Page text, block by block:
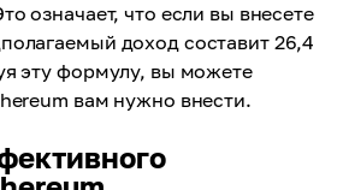
означает, что если вы внесете
доход составит 26,4
эту формулу, вы можете
вам нужно внести.